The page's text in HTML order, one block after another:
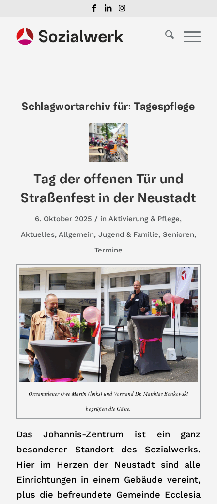
Schlagwortarchiv für: Tagespflege
Tag der offenen Tür und
Straßenfest in der Neustadt
6. Oktober 2025 / inAktivierung & Pflege,
Aktuelles, Allgemein, Jugend & Familie, Senioren,
Termine
Ortsamtsleiter Uwe Martin (links) und Vorstand Dr. Matthias Bonkowski
begrüßen die Gäste.
Das Johannis-Zentrum ist ein ganz
besonderer Standort des Sozialwerks.
Hier im Herzen der Neustadt sind alle
Einrichtungen in einem Gebäude vereint,
plus die befreundete Gemeinde Ecclesia